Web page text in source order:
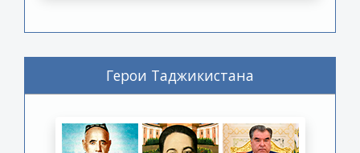
Герои Таджикистана